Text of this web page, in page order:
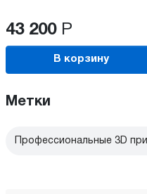
43 200 Р
В корзину
Метки
Профессиональные 3D